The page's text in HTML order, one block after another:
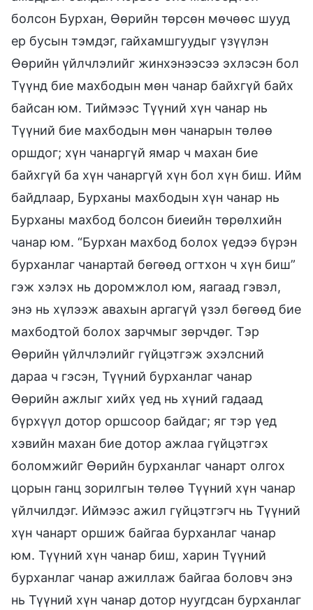
болсон Бурхан, Өөрийн төрсөн мөчөөс шууд
ер бусын тэмдэг, гайхамшгуудыг үзүүлэн
Өөрийн үйлчлэлийг жинхэнээсээ эхлэсэн бол
Түүнд бие махбодын мөн чанар байхгүй байх
байсан юм. Тиймээс Түүний хүн чанар нь
Түүний бие махбодын мөн чанарын төлөө
оршдог; хүн чанаргүй ямар ч махан бие
байхгүй ба хүн чанаргүй хүн бол хүн биш. Ийм
байдлаар, Бурханы махбодын хүн чанар нь
Бурханы махбод болсон биеийн төрөлхийн
чанар юм. “Бурхан махбод болох үедээ бүрэн
бурханлаг чанартай бөгөөд огтхон ч хүн биш”
гэж хэлэх нь доромжлол юм, яагаад гэвэл,
энэ нь хүлээж авахын аргагүй үзэл бөгөөд бие
махбодтой болох зарчмыг зөрчдөг. Тэр
Өөрийн үйлчлэлийг гүйцэтгэж эхэлсний
дараа ч гэсэн, Түүний бурханлаг чанар
Өөрийн ажлыг хийх үед нь хүний гадаад
бүрхүүл дотор оршсоор байдаг; яг тэр үед
хэвийн махан бие дотор ажлаа гүйцэтгэх
боломжийг Өөрийн бурханлаг чанарт олгох
цорын ганц зорилгын төлөө Түүний хүн чанар
үйлчилдэг. Иймээс ажил гүйцэтгэгч нь Түүний
хүн чанарт оршиж байгаа бурханлаг чанар
юм. Түүний хүн чанар биш, харин Түүний
бурханлаг чанар ажиллаж байгаа боловч энэ
нь Түүний хүн чанар дотор нуугдсан бурханлаг